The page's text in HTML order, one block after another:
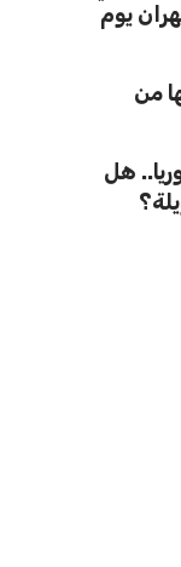
يوم
من
هل